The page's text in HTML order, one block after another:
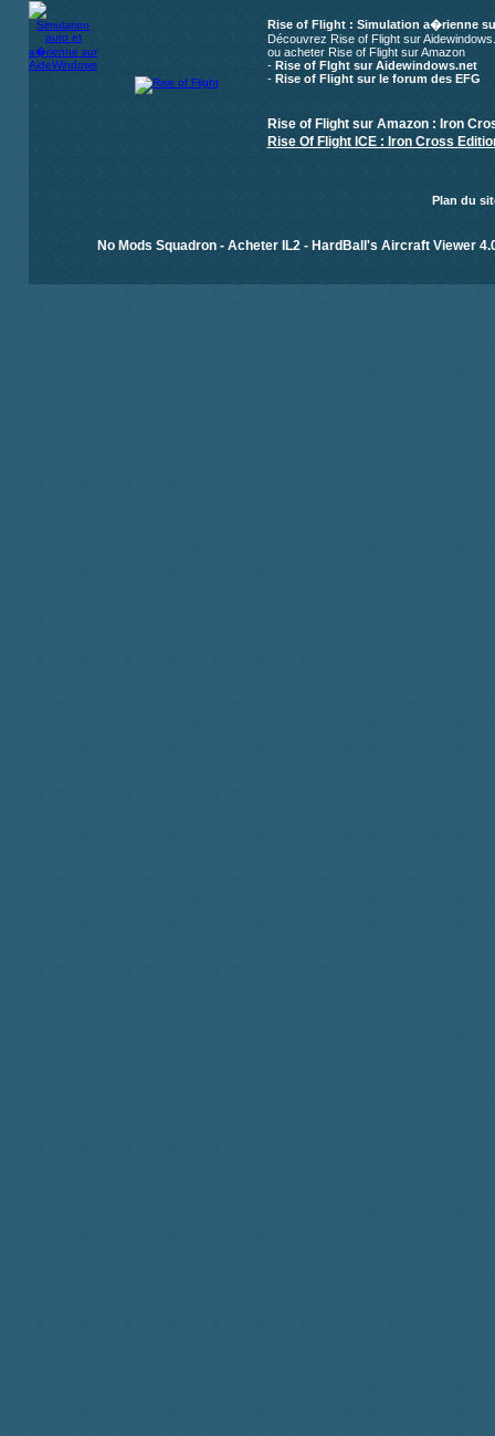
Rise of Flight : Simulation a�rienne
Découvrez Rise of Flight sur
ou acheter Rise of Flight sur Amazon
- Rise of Flght sur Aidewindows.net
- Rise of Flight sur le forum des EFG
Rise of Flight sur Amazon : Iron
Rise Of Flight ICE : Iron Cross
Plan du
No Mods Squadron - Acheter IL2 - HardBall's Aircraft Viewer